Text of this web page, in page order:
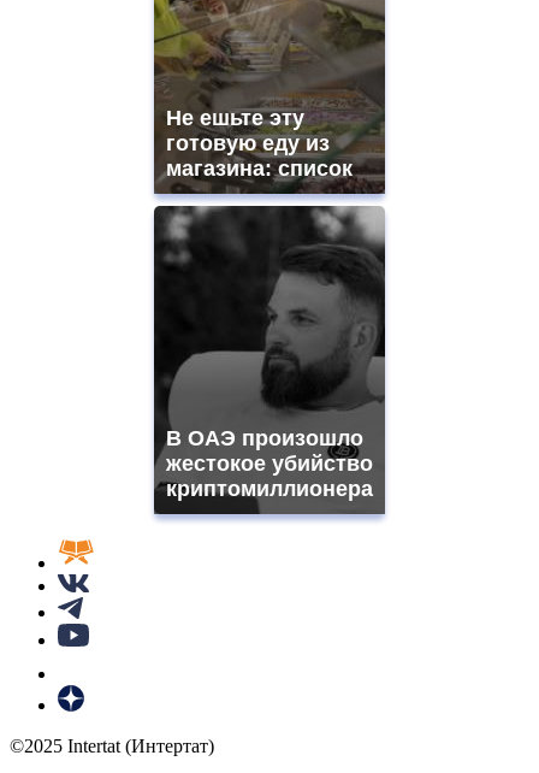
Не ешьте эту
готовую еду из
магазина: список
В ОАЭ произошло
жестокое убийство
криптомиллионера
©2025 Intertat (Интертат)